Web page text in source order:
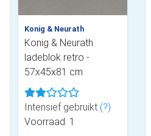
Konig & Neurath
Konig & Neurath
ladeblok retro -
57x45x81 cm
Intensief gebruikt (?)
Voorraad: 1